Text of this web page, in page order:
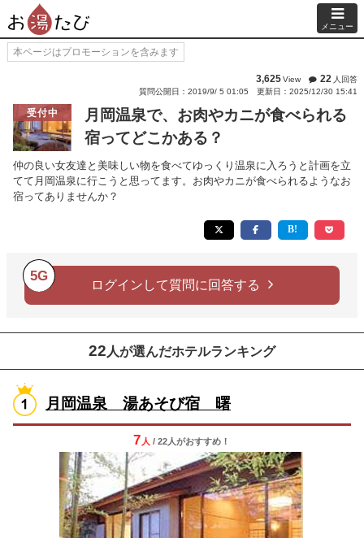
メニュー
本ページはプロモーションを含みます
3,625View 22 人回答
質問公開日：2019/9/ 5 01:05
更新日：2025/12/30 15:41
受付中
月岡温泉で、お肉やカニが食べられる
宿ってどこかある？
仲の良い女友達と美味しい物を食べてゆっくり温泉に入ろうと計画を立
てて月岡温泉に行こうと思ってます。お肉やカニが食べられるようなお
宿ってありませんか？
5G
ログインして質問に回答する
22 人が選んだホテルランキング
月岡温泉 湯あそび宿 曙
7 人 / 22人がおすすめ！